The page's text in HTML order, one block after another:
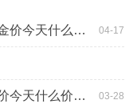
天津哪里回收黄金价格高（天津回收金价今天什么价格） 04-17
金价今天什么价格老庙黄金（老庙金价今天什么价格） 03-28